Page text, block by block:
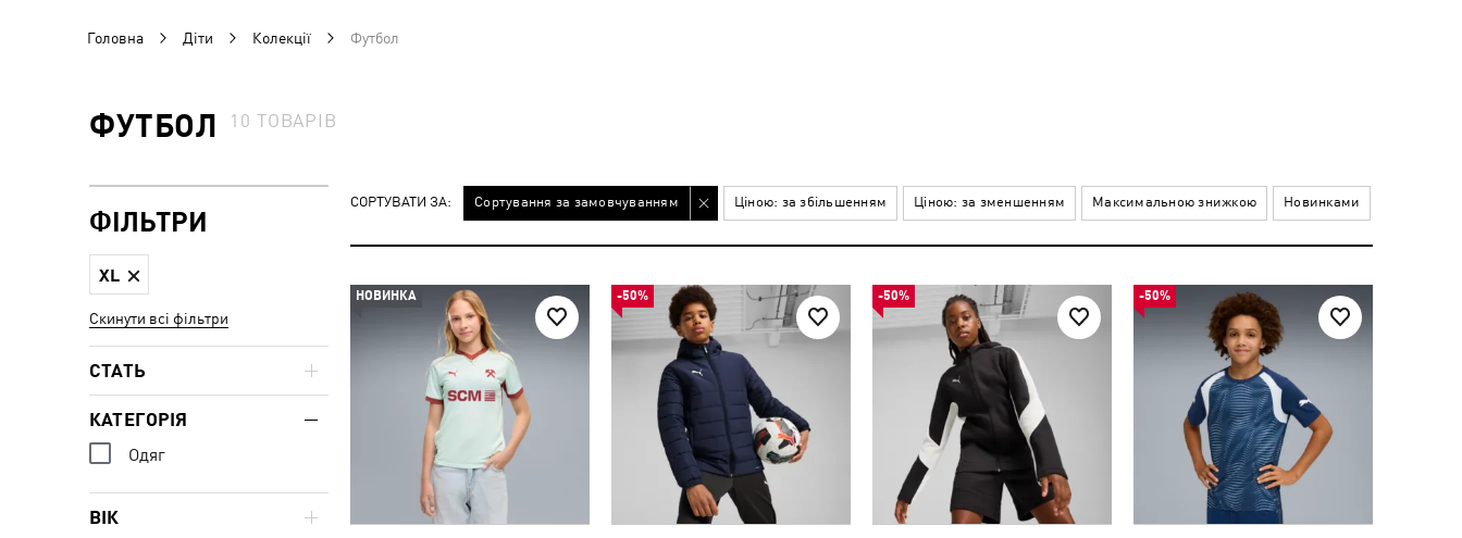
Головна Діти Колекції Футбол
ФУТБОЛ 10 ТОВАРІВ
СОРТУВАТИ ЗА: Сортування за замовчуванням Ціною: за збільшенням Ціною: за зменшенням Максимальною знижкою Новинками
НОВИНКА -50% -50% -50%
ФІЛЬТРИ
XL
Скинути всі фільтри
СТАТЬ
КАТЕГОРІЯ
Одяг
ВІК